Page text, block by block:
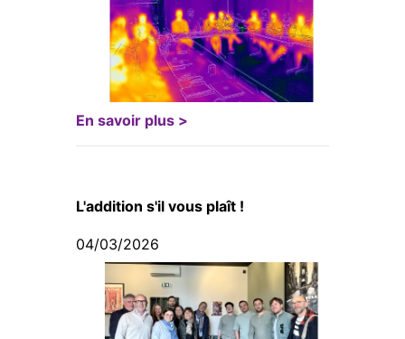
En savoir plus >
L'addition s'il vous plaît !
04/03/2026